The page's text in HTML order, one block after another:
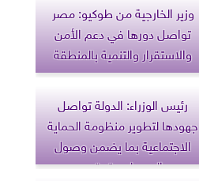
وزير الخارجية من طوكيو: مصر
تواصل دورها في دعم الأمن
والاستقرار والتنمية بالمنطقة
رئيس الوزراء: الدولة تواصل
جهودها لتطوير منظومة الحماية
الاجتماعية بما يضمن وصول
الدعم لمستحقيه